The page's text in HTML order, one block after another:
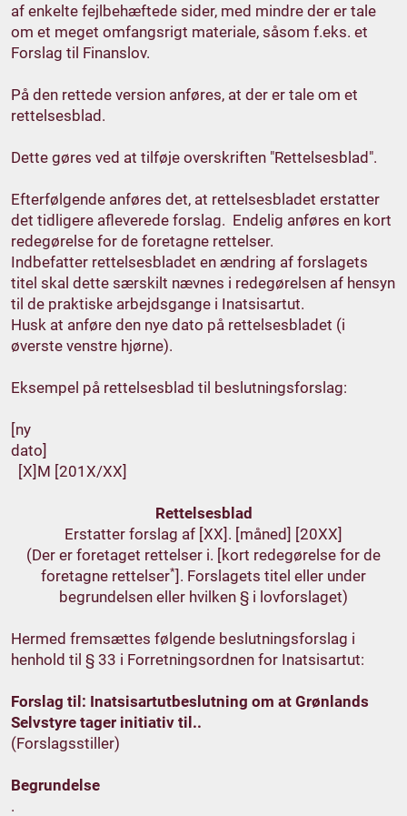
af enkelte fejlbehæftede sider, med mindre der er tale
om et meget omfangsrigt materiale, såsom f.eks. et
Forslag til Finanslov.
På den rettede version anføres, at der er tale om et
rettelsesblad.
Dette gøres ved at tilføje overskriften "Rettelsesblad".
Efterfølgende anføres det, at rettelsesbladet erstatter
det tidligere afleverede forslag. Endelig anføres en kort
redegørelse for de foretagne rettelser.
Indbefatter rettelsesbladet en ændring af forslagets
titel skal dette særskilt nævnes i redegørelsen af hensyn
til de praktiske arbejdsgange i Inatsisartut.
Husk at anføre den nye dato på rettelsesbladet (i
øverste venstre hjørne).
Eksempel på rettelsesblad til beslutningsforslag:
[ny
[X]M [201X/XX]
Rettelsesblad
Erstatter forslag af [XX]. [måned] [20XX]
(Der er foretaget rettelser i. [kort redegørelse for de
foretagne rettelser*]. Forslagets titel eller under
begrundelsen eller hvilken § i lovforslaget)
Hermed fremsættes følgende beslutningsforslag i
henhold til § 33 i Forretningsordnen for Inatsisartut:
Forslag til: Inatsisartutbeslutning om at Grønlands
Selvstyre tager initiativ til..
(Forslagsstiller)
Begrundelse
.